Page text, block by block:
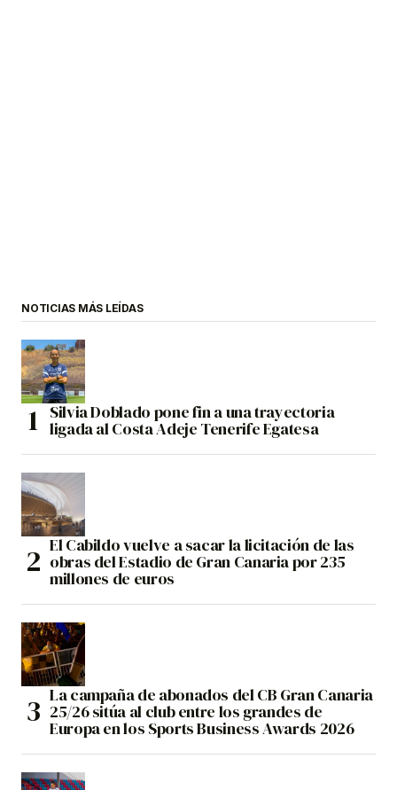
NOTICIAS MÁS LEÍDAS
Silvia Doblado pone fin a una trayectoria
ligada al Costa Adeje Tenerife Egatesa
El Cabildo vuelve a sacar la licitación de las
obras del Estadio de Gran Canaria por 235
millones de euros
La campaña de abonados del CB Gran Canaria
25/26 sitúa al club entre los grandes de
Europa en los Sports Business Awards 2026